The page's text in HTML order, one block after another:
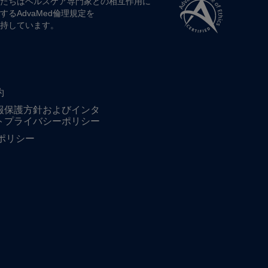
る​AdvaMed倫理規定を​
しています。
保護方針およびインタ
プライバシーポリシー
リシー